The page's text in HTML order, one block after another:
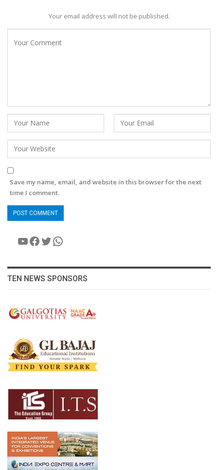
Your email address will not be published.
Save my name, email, and website in this browser for the next
time I comment.
YouTube
Facebook
Twitter
WhatsApp
TEN NEWS SPONSORS